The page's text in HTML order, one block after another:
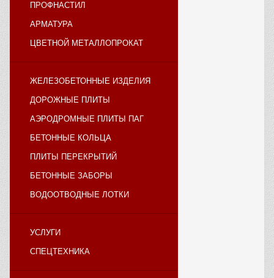
ПРОФНАСТИЛ
АРМАТУРА
ЦВЕТНОЙ МЕТАЛЛОПРОКАТ
ЖЕЛЕЗОБЕТОННЫЕ ИЗДЕЛИЯ
ДОРОЖНЫЕ ПЛИТЫ
АЭРОДРОМНЫЕ ПЛИТЫ ПАГ
БЕТОННЫЕ КОЛЬЦА
ПЛИТЫ ПЕРЕКРЫТИЙ
БЕТОННЫЕ ЗАБОРЫ
ВОДООТВОДНЫЕ ЛОТКИ
УСЛУГИ
СПЕЦТЕХНИКА